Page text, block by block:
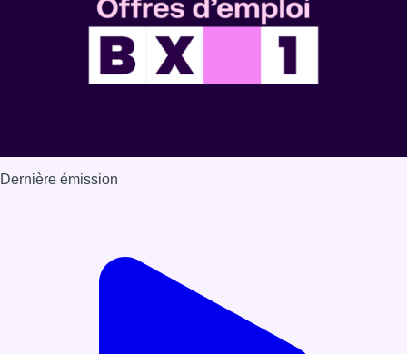
Dernière émission